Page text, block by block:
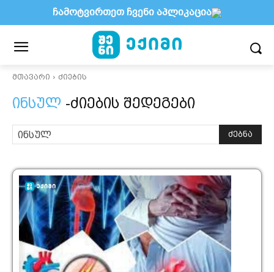
მთავარი ძიების
ინსულ -ძიების შედეგები
ძებნა
ჩამოტვირთეთ ჩვენი აპლიკაცია